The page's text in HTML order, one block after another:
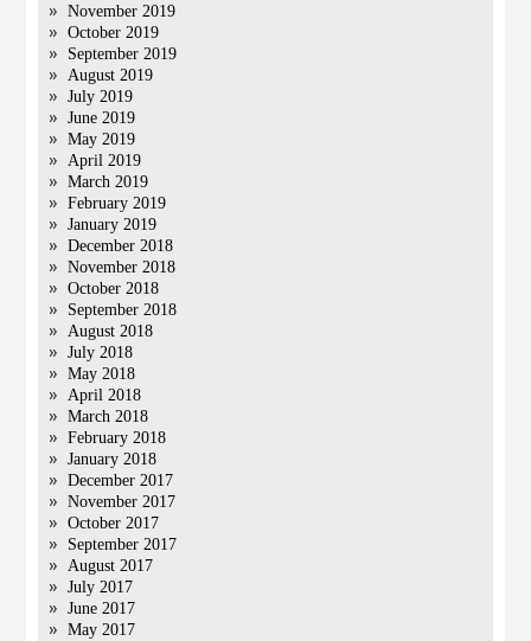
November 2019
October 2019
September 2019
August 2019
July 2019
June 2019
May 2019
April 2019
March 2019
February 2019
January 2019
December 2018
November 2018
October 2018
September 2018
August 2018
July 2018
May 2018
April 2018
March 2018
February 2018
January 2018
December 2017
November 2017
October 2017
September 2017
August 2017
July 2017
June 2017
May 2017